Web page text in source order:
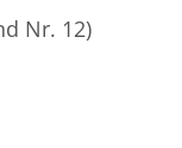
Nr. 12)